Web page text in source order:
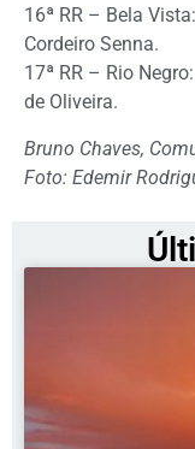
16ª RR – Bela
Cordeiro Senna.
17ª RR – Rio
de Oliveira.
Bruno Chaves,
Foto: Edemir